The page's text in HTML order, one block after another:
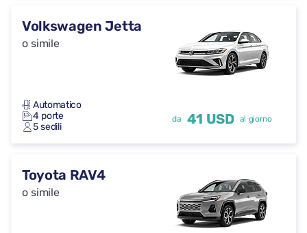
Volkswagen Jetta
o simile
Automatico
4 porte
5 sedili
da 41 USD al giorno
Toyota RAV4
o simile